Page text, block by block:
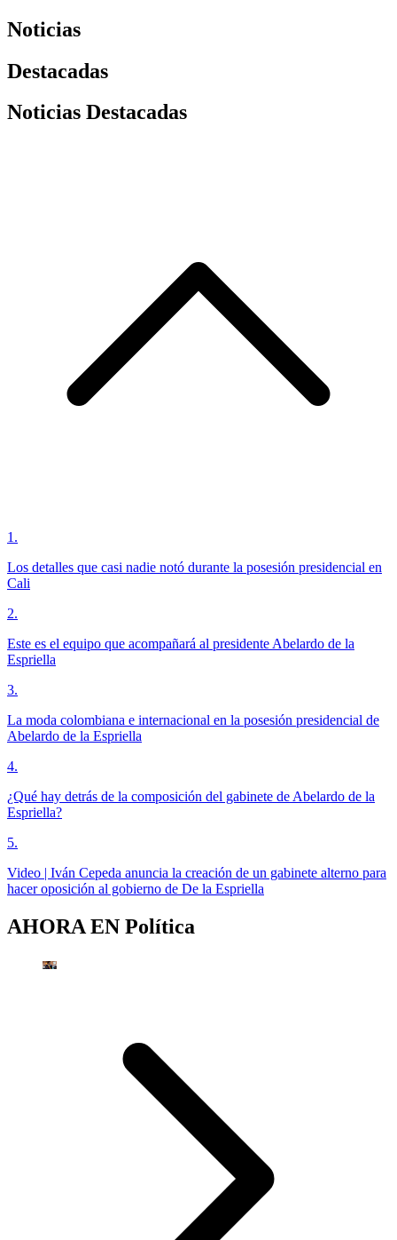
Noticias
Destacadas
Noticias Destacadas
1 .
Los detalles que casi nadie notó durante la posesión presidencial en
Cali
2.
Este es el equipo que acompañará al presidente Abelardo de la
Espriella
3.
La moda colombiana e internacional en la posesión presidencial de
Abelardo de la Espriella
4.
¿Qué hay detrás de la composición del gabinete de Abelardo de la
Espriella?
5.
Video | Iván Cepeda anuncia la creación de un gabinete alterno para
hacer oposición al gobierno de De la Espriella
AHORA EN Política